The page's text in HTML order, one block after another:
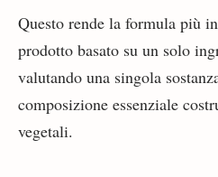
Questo rende la formula più
prodotto basato su un solo
valutando una singola
composizione essenziale
vegetali.